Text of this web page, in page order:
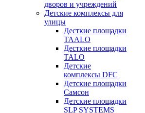
дворов и учреждений
Детские комплексы для
улицы
Десткие площадки
TAALO
Десткие площадки
TALO
Детские
комплексы DFC
Детские площадки
Самсон
Детские площадки
SLP SYSTEMS